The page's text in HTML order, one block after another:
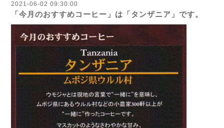
2021-06-02 09:30:00
「今月のおすすめコーヒー」は「タンザニア」です。